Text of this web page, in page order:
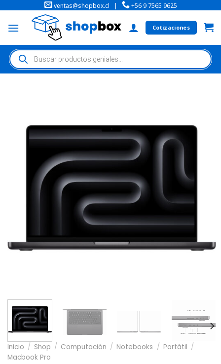
ventas@shopbox.cl | +56 9 7565 9625
Cotizaciones
Inicio / Shop / Computación / Notebooks / Portátil /
Macbook Pro